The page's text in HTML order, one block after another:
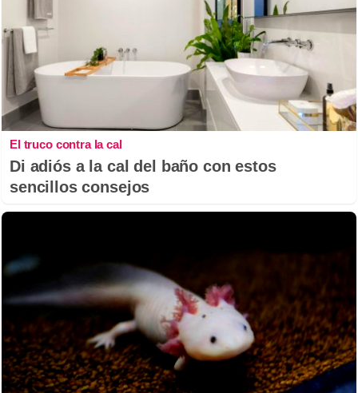
El truco contra la cal
Di adiós a la cal del baño con estos
sencillos consejos